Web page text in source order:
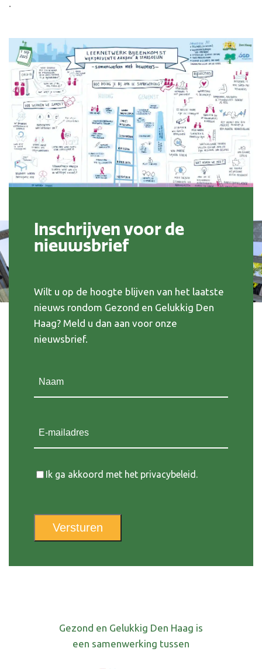
.
Inschrijven voor de
nieuwsbrief
Wilt u op de hoogte blijven van het laatste
nieuws rondom Gezond en Gelukkig Den
Haag? Meld u dan aan voor onze
nieuwsbrief.
Instemming
Ik ga akkoord met het privacybeleid.
Versturen
Gezond en Gelukkig Den Haag is
een samenwerking tussen